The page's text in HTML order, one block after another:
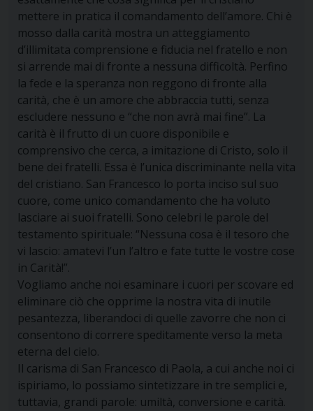
mettere in pratica il comandamento dell’amore. Chi è
mosso dalla carità mostra un atteggiamento
d’illimitata comprensione e fiducia nel fratello e non
si arrende mai di fronte a nessuna difficoltà. Perfino
la fede e la speranza non reggono di fronte alla
carità, che è un amore che abbraccia tutti, senza
escludere nessuno e “che non avrà mai fine”. La
carità è il frutto di un cuore disponibile e
comprensivo che cerca, a imitazione di Cristo, solo il
bene dei fratelli. Essa è l’unica discriminante nella vita
del cristiano. San Francesco lo porta inciso sul suo
cuore, come unico comandamento che ha voluto
lasciare ai suoi fratelli. Sono celebri le parole del
testamento spirituale: “Nessuna cosa è il tesoro che
vi lascio: amatevi l’un l’altro e fate tutte le vostre cose
in Carità!”.
Vogliamo anche noi esaminare i cuori per scovare ed
eliminare ciò che opprime la nostra vita di inutile
pesantezza, liberandoci di quelle zavorre che non ci
consentono di correre speditamente verso la meta
eterna del cielo.
Il carisma di San Francesco di Paola, a cui anche noi ci
ispiriamo, lo possiamo sintetizzare in tre semplici e,
tuttavia, grandi parole: umiltà, conversione e carità.